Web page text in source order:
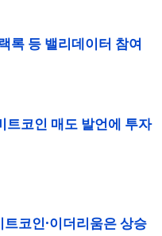
록 등 밸리데이터 참여
코인 매도 발언에 투자
코인·이더리움은 상승